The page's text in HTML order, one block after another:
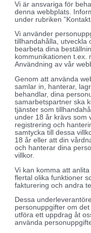
Vi är ansvariga för
denna webbplats.
under rubriken
Vi använder
tillhandahålla, utveckla
bearbeta dina
kommunikationen t.ex.
Användning av vår
Genom att använda
samlar in, hanterar,
behandlar, dina
samarbetspartner ska
tjänster som
under 18 år krävs som
registrering och
samtycka till dessa
18 år eller att din
och hanterar dina
villkor.
Vi kan komma att
flertal olika funktioner
fakturering och andra
Dessa
personuppgifter om
utföra ett uppdrag åt
använda